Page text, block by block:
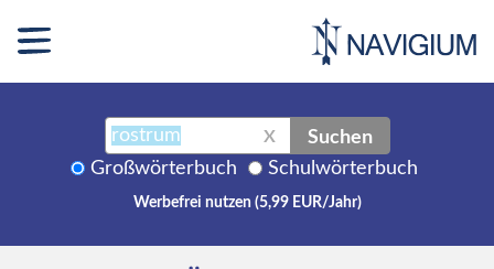
X Suchen
Großwörterbuch Schulwörterbuch
Werbefrei nutzen (5,99 EUR/Jahr)